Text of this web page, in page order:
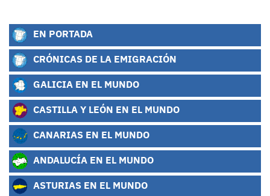
EN PORTADA
CRÓNICAS DE LA EMIGRACIÓN
GALICIA EN EL MUNDO
CASTILLA Y LEÓN EN EL MUNDO
CANARIAS EN EL MUNDO
ANDALUCÍA EN EL MUNDO
ASTURIAS EN EL MUNDO